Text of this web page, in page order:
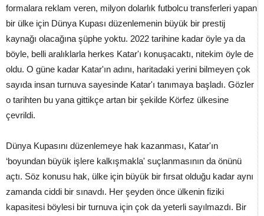
formalara reklam veren, milyon dolarlık futbolcu transferleri yapan
bir ülke için Dünya Kupası düzenlemenin büyük bir prestij
kaynağı olacağına şüphe yoktu. 2022 tarihine kadar öyle ya da
böyle, belli aralıklarla herkes Katar'ı konuşacaktı, nitekim öyle de
oldu. O güne kadar Katar'ın adını, haritadaki yerini bilmeyen çok
sayıda insan turnuva sayesinde Katar'ı tanımaya başladı. Gözler
o tarihten bu yana gittikçe artan bir şekilde Körfez ülkesine
çevrildi.
Dünya Kupasını düzenlemeye hak kazanması, Katar'ın
‘boyundan büyük işlere kalkışmakla' suçlanmasının da önünü
açtı. Söz konusu hak, ülke için büyük bir fırsat olduğu kadar aynı
zamanda ciddi bir sınavdı. Her şeyden önce ülkenin fiziki
kapasitesi böylesi bir turnuva için çok da yeterli sayılmazdı. Bir